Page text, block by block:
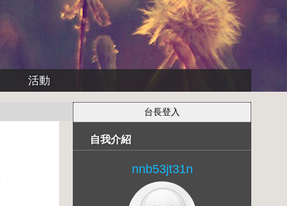
活動
自我介紹
nnb53jt31n